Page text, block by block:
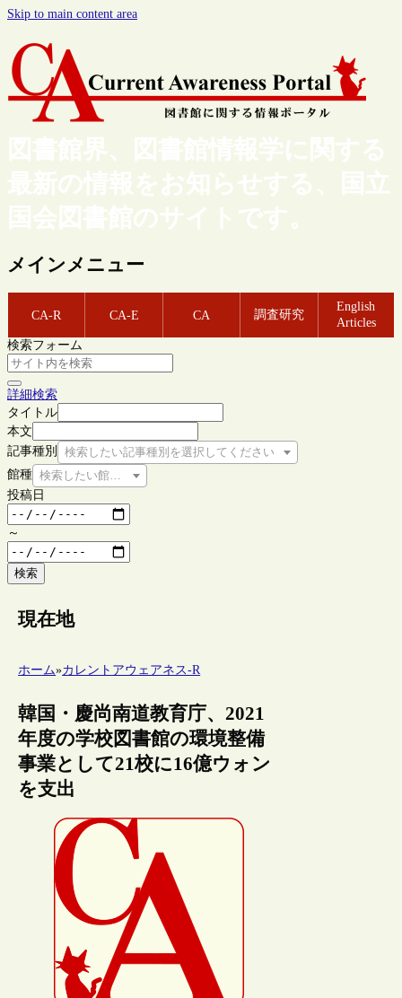
Skip to main content area
図書館界、図書館情報学に関する
最新の情報をお知らせする、国立
国会図書館のサイトです。
メインメニュー
CA-R CA-E CA 調査研究
English
Articles
検索フォーム
詳細検索
タイトル
本文
記事種別
検索したい記事種別を選択してください
館種 検索したい館種を選択してください
投稿日
～
検索
現在地
ホーム»カレントアウェアネス-R
韓国・慶尚南道教育庁、2021
年度の学校図書館の環境整備
事業として21校に16億ウォン
を支出